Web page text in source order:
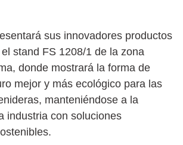
sus innovadores productos
stand FS 1208/1 de la zona
donde mostrará la forma de
mejor y más ecológico para las
manteniéndose a la
industria con soluciones